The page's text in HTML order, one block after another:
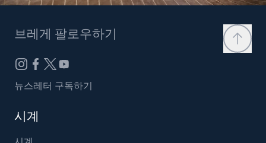
브레게 팔로우하기
뉴스레터 구독하기
시계